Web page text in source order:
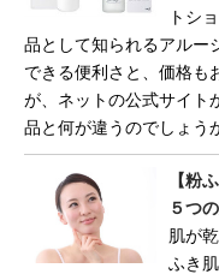
トシ
品として知られるアルー
できる便利さと、価格も
が、ネットの公式サイト
品と何が違うのでしょう
【粉
５つ
肌が
ふき